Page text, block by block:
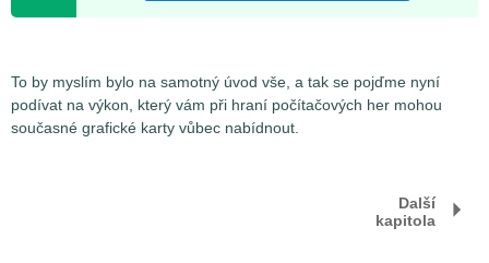
To by myslím bylo na samotný úvod vše, a tak se pojďme nyní
podívat na výkon, který vám při hraní počítačových her mohou
současné grafické karty vůbec nabídnout.
Další
kapitola